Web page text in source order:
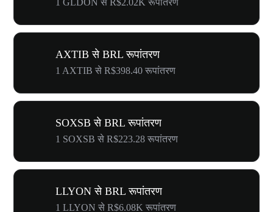
AXTIB से BRL रूपांतरण
1 AXTIB से R$398.40 रूपांतरण
SOXSB से BRL रूपांतरण
1 SOXSB से R$223.28 रूपांतरण
LLYON से BRL रूपांतरण
1 LLYON से R$6.08K रूपांतरण